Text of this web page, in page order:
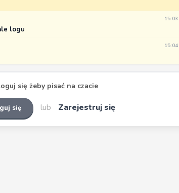
15:03
logu
15:04
się żeby pisać na czacie
się lub Zarejestruj się